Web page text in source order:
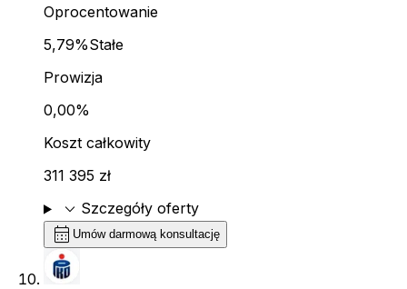
Oprocentowanie
5,79%Stałe
Prowizja
0,00%
Koszt całkowity
311 395 zł
expand_more Szczegóły oferty
calendar_month Umów darmową konsultację